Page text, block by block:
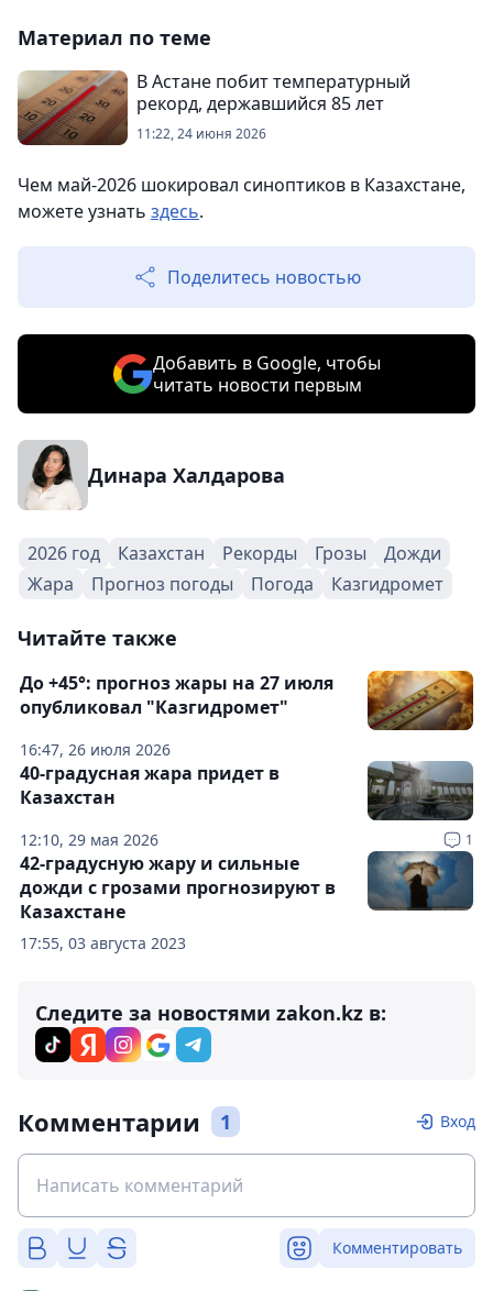
Материал по теме
В Астане побит температурный
рекорд, державшийся 85 лет
11:22, 24 июня 2026
Чем май-2026 шокировал синоптиков в Казахстане,
можете узнать здесь.
Поделитесь новостью
Добавить в Google, чтобы
читать новости первым
Динара Халдарова
2026 год Казахстан Рекорды Грозы
Дожди
Жара
Прогноз погоды Погода Казгидромет
Читайте также
16:47, 26 июля 2026
До +45°: прогноз жары на 27 июля
опубликовал "Казгидромет"
12:10, 29 мая 2026 1
40-градусная жара придет в
Казахстан
17:55, 03 августа 2023
42-градусную жару и сильные
дожди с грозами прогнозируют в
Казахстане
Следите за новостями zakon.kz в:
Комментарии 1 Вход
Комментировать